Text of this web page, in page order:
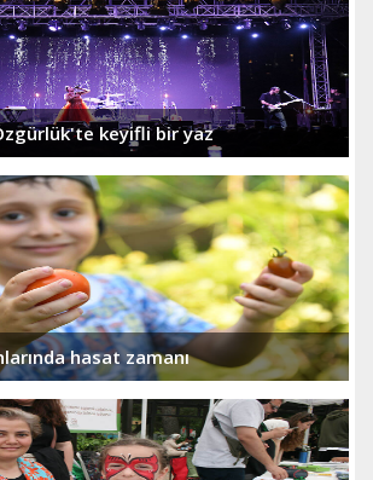
keyifli bir yaz
hasat zamanı